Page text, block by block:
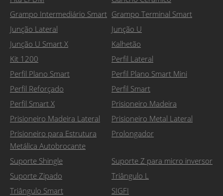
Grampo Intermediário Smart Grampo Terminal Smart
Junção Lateral
Junção U
Junção U Smart X
Kalhetão
Kit 1200
Perfil Lateral
Perfil Plano Smart
Perfil Plano Smart Mini
Perfil Reforçado
Perfil Smart
Perfil Smart X
Prisioneiro Madeira
Prisioneiro Madeira Lateral
Prisioneiro Metal Lateral
Prisioneiro para Estrutura
Metálica Autobrocante
Prolongador
Suporte Shingle
Suporte Z para micro inversor
Suporte Zipado
Triângulo L
Triângulo Smart
SIGFI